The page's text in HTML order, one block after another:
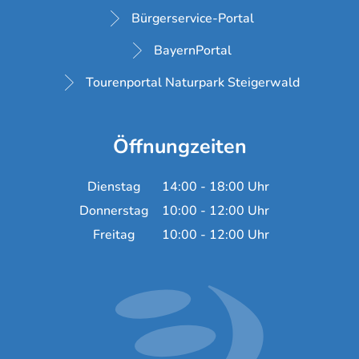
Bürgerservice-Portal
BayernPortal
Tourenportal Naturpark Steigerwald
Öffnungzeiten
Dienstag 14:00 - 18:00 Uhr
Von 14:00 bis 18:00 Uhr
Donnerstag 10:00 - 12:00 Uhr
Von 10:00 bis 12:00 Uhr
Freitag 10:00 - 12:00 Uhr